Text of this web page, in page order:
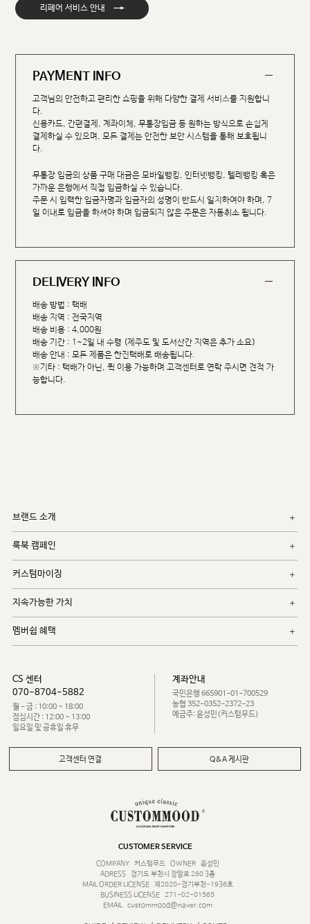
리페어 서비스 안내 →
PAYMENT INFO
고객님의 안전하고 편리한 쇼핑을 위해 다양한 결제 서비스를 지원합니
다.
신용카드, 간편결제, 계좌이체, 무통장입금 등 원하는 방식으로 손쉽게
결제하실 수 있으며, 모든 결제는 안전한 보안 시스템을 통해 보호됩니
다.
무통장 입금의 상품 구매 대금은 모바일뱅킹, 인터넷뱅킹, 텔레뱅킹 혹은
가까운 은행에서 직접 입금하실 수 있습니다.
주문 시 입력한 입금자명과 입금자의 성명이 반드시 일치하여야 하며, 7
일 이내로 입금을 하셔야 하며 입금되지 않은 주문은 자동취소 됩니다.
DELIVERY INFO
배송 방법 : 택배
배송 지역 : 전국지역
배송 비용 : 4,000원
배송 기간 : 1~2일 내 수령 (제주도 및 도서산간 지역은 추가 소요)
배송 안내 : 모든 제품은 한진택배로 배송됩니다.
※기타 : 택배가 아닌, 퀵 이용 가능하며 고객센터로 연락 주시면 견적 가
능합니다.
브랜드 소개
룩북 캠페인
커스텀마이징
지속가능한 가치
멤버쉽 혜택
CS 센터
070-8704-5882
월 - 금 : 10:00 ~ 18:00
점심시간 : 12:00 ~ 13:00
일요일 및 공휴일 휴무
계좌안내
국민은행 665901-01-700529
농협 352-0352-2372-23
예금주: 윤성민(커스텀무드)
고객센터 연결 Q&A 게시판
CUSTOMER SERVICE
COMPANY
커스텀무드 OWNER
윤성민
ADRESS
경기도 부천시 장말로 260 3층
MAIL ORDER LICENSE
제2020-경기부천-1936호
BUSINESS LICENSE 271-02-01565
EMAIL
custommood@naver.com